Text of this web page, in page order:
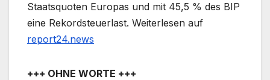
Staatsquoten Europas und mit 45,5 % des BIP
eine Rekordsteuerlast. Weiterlesen auf
report24.news
+++ OHNE WORTE +++